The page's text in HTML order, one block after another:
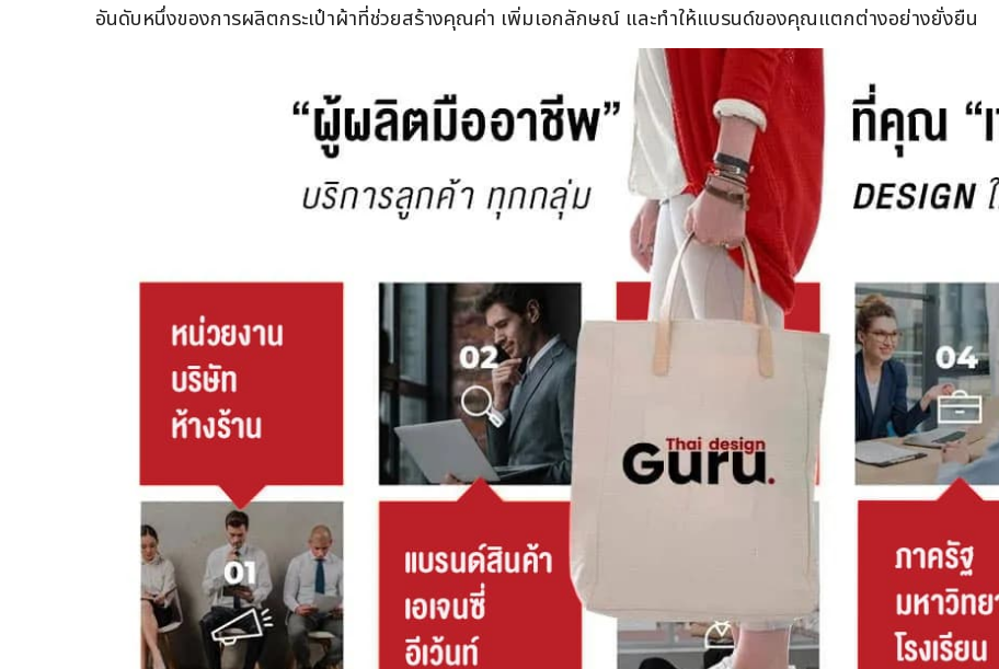
อันดับหนึ่งของการผลิตกระเป๋าผ้าที่ช่วยสร้างคุณค่า เพิ่มเอกลักษณ์ และทำให้แบรนด์ของคุณแตกต่างอย่างยั่งยืน